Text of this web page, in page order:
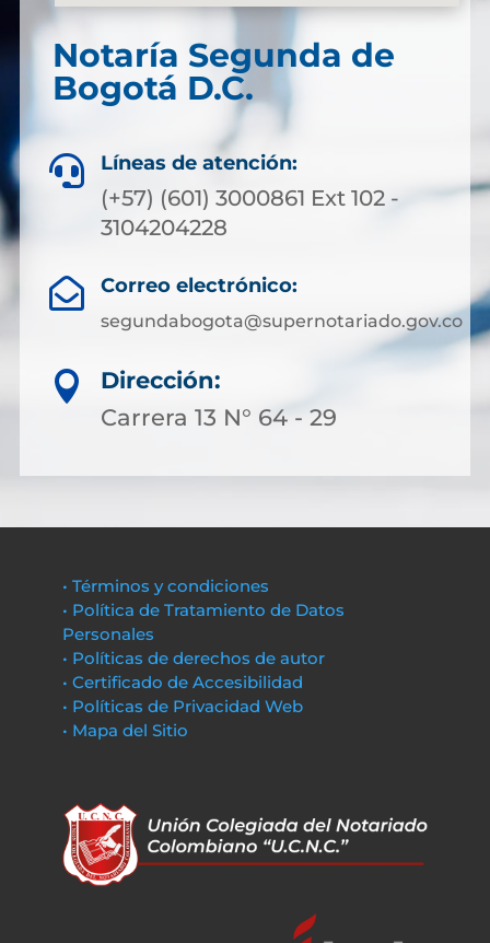
Notaría Segunda de
Bogotá D.C.
 Líneas de atención:
(+57) (601) 3000861 Ext 102 -
3104204228
 Correo electrónico:
segundabogota@supernotariado.gov.co

Dirección:
Carrera 13 N° 64 - 29
• Términos y condiciones
• Política de Tratamiento de Datos
Personales
• Políticas de derechos de autor
• Certificado de Accesibilidad
• Políticas de Privacidad Web
• Mapa del Sitio